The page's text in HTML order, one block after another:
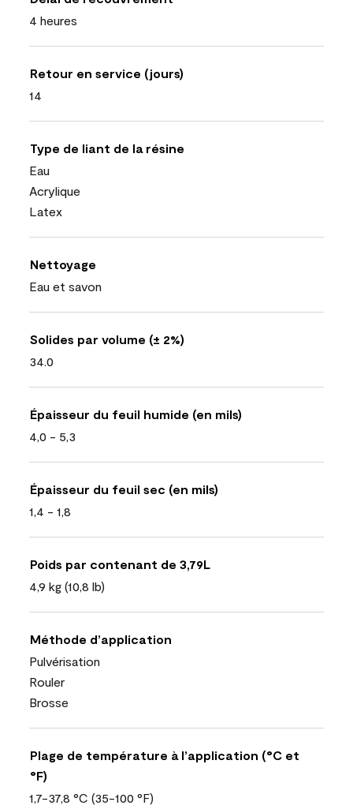
4 heures
Retour en service (jours)
14
Type de liant de la résine
Eau
Acrylique
Latex
Nettoyage
Eau et savon
Solides par volume (± 2%)
34.0
Épaisseur du feuil humide (en mils)
4,0 - 5,3
Épaisseur du feuil sec (en mils)
1,4 - 1,8
Poids par contenant de 3,79L
4,9 kg (10,8 lb)
Méthode d’application
Pulvérisation
Rouler
Brosse
Plage de température à l’application (°C et
°F)
1,7-37,8 °C (35-100 °F)